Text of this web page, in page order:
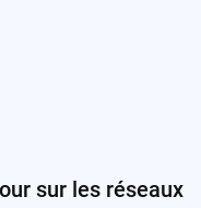
sur les réseaux